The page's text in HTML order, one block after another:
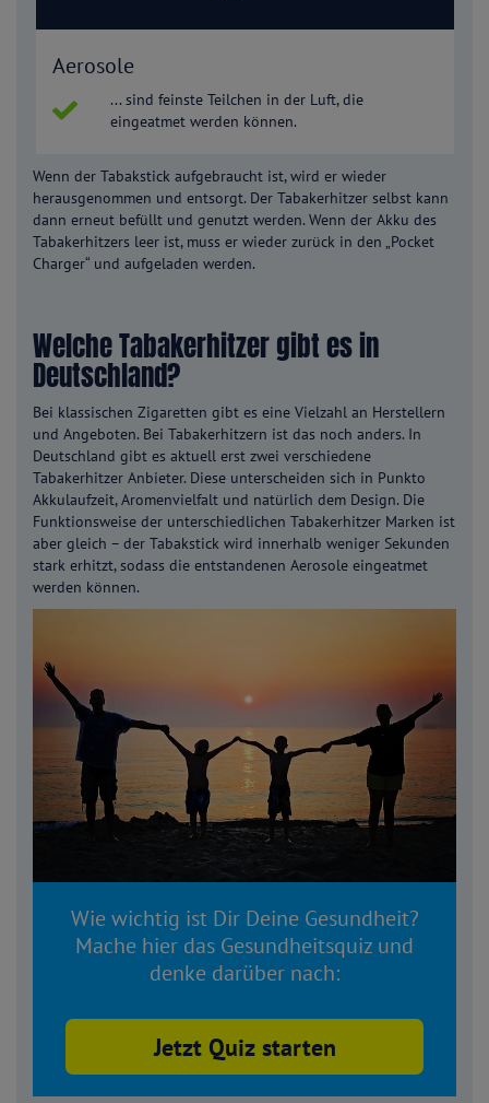
Aerosole
... sind feinste Teilchen in der Luft, die
eingeatmet werden können.
Wenn der Tabakstick aufgebraucht ist, wird er wieder
herausgenommen und entsorgt. Der Tabakerhitzer selbst kann
dann erneut befüllt und genutzt werden. Wenn der Akku des
Tabakerhitzers leer ist, muss er wieder zurück in den „Pocket
Charger“ und aufgeladen werden.
Welche Tabakerhitzer gibt es in
Deutschland?
Bei klassischen Zigaretten gibt es eine Vielzahl an Herstellern
und Angeboten. Bei Tabakerhitzern ist das noch anders. In
Deutschland gibt es aktuell erst zwei verschiedene
Tabakerhitzer Anbieter. Diese unterscheiden sich in Punkto
Akkulaufzeit, Aromenvielfalt und natürlich dem Design. Die
Funktionsweise der unterschiedlichen Tabakerhitzer Marken ist
aber gleich – der Tabakstick wird innerhalb weniger Sekunden
stark erhitzt, sodass die entstandenen Aerosole eingeatmet
werden können.
Wie wichtig ist Dir Deine Gesundheit?
Mache hier das Gesundheitsquiz und
denke darüber nach:
Jetzt Quiz starten